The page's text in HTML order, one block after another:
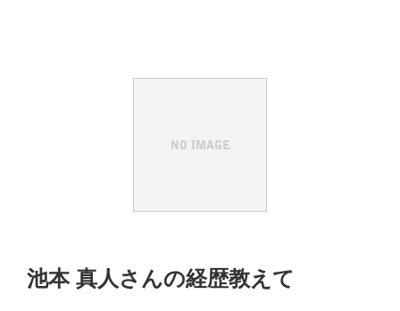
池本 真人さんの経歴教えて